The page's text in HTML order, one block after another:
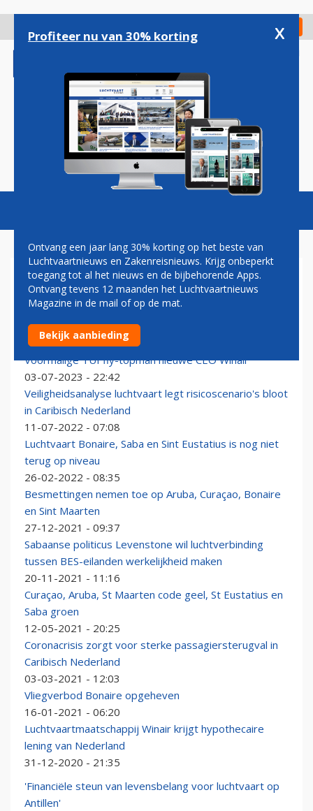
gaan
Check in
Magazine Podcasts Vacatures
SABA
Prinses Beatrix in gecharterde Twin Otter naar Saba
16-11-2024 - 10:52
Voormalige TUI fly-topman nieuwe CEO Winair
03-07-2023 - 22:42
Veiligheidsanalyse luchtvaart legt risicoscenario's bloot
in Caribisch Nederland
11-07-2022 - 07:08
Luchtvaart Bonaire, Saba en Sint Eustatius is nog niet
terug op niveau
26-02-2022 - 08:35
Besmettingen nemen toe op Aruba, Curaçao, Bonaire
en Sint Maarten
27-12-2021 - 09:37
Sabaanse politicus Levenstone wil luchtverbinding
tussen BES-eilanden werkelijkheid maken
20-11-2021 - 11:16
Curaçao, Aruba, St Maarten code geel, St Eustatius en
Saba groen
12-05-2021 - 20:25
Coronacrisis zorgt voor sterke passagiersterugval in
Caribisch Nederland
03-03-2021 - 12:03
Vliegverbod Bonaire opgeheven
16-01-2021 - 06:20
Luchtvaartmaatschappij Winair krijgt hypothecaire
lening van Nederland
31-12-2020 - 21:35
'Financiële steun van levensbelang voor luchtvaart op
Antillen'
Profiteer nu van 30% korting x
Ontvang een jaar lang 30% korting op het beste van
Luchtvaartnieuws en Zakenreisnieuws. Krijg onbeperkt
toegang tot al het nieuws en de bijbehorende Apps.
Ontvang tevens 12 maanden het Luchtvaartnieuws
Magazine in de mail of op de mat.
Bekijk aanbieding